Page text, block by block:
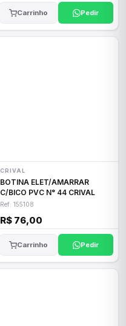
Carrinho Pedir
CRIVAL
BOTINA ELET/AMARRAR
C/BICO PVC N° 44 CRIVAL
Ref: 155108
R$ 76,00
Carrinho Pedir